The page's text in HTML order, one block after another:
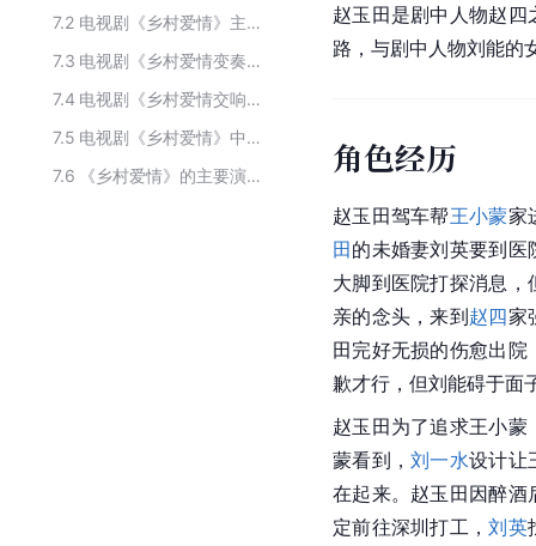
7.2
电视剧《乡村爱情》主要角色
7.3
电视剧《乡村爱情变奏曲》中的角色
7.4
电视剧《乡村爱情交响曲》中的角色
7.5
电视剧《乡村爱情》中的主要人物
7.6
《乡村爱情》的主要演员
赵玉田是剧中人物赵
路，与剧中人物刘能的
角色经历
赵玉田驾车帮王小蒙家
田的未婚妻刘英要到
大脚到医院打探消息，
亲的念头，来到赵四家
田完好无损的伤愈出
歉才行，但刘能碍于面
赵玉田为了追求王小
蒙看到，刘一水设计让
在起来。赵玉田因醉酒
定前往深圳打工，刘英